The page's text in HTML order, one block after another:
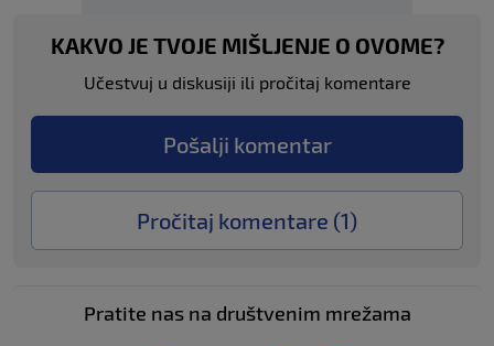
KAKVO JE TVOJE MIŠLJENJE O OVOME?
Učestvuj u diskusiji ili pročitaj komentare
Pošalji komentar
Pročitaj komentare (1)
Pratite nas na društvenim mrežama